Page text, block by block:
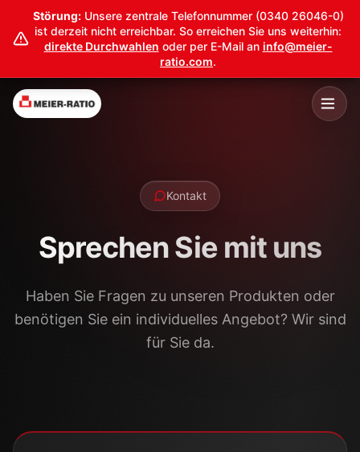
Störung: Unsere zentrale Telefonnummer (0340 26046-0)
ist derzeit nicht erreichbar. So erreichen Sie uns weiterhin:
direkte Durchwahlen oder per E-Mail an info@meier-
ratio.com.
Kontakt
Sprechen Sie mit uns
Haben Sie Fragen zu unseren Produkten oder
benötigen Sie ein individuelles Angebot? Wir sind
für Sie da.